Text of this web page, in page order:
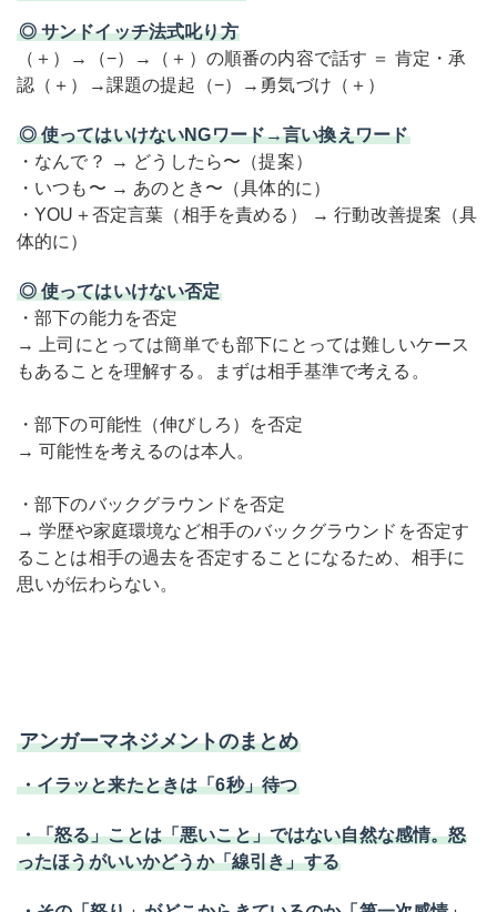
◎ サンドイッチ法式叱り方
（＋）→（−）→（＋）の順番の内容で話す ＝ 肯定・承
認（＋）→課題の提起（−）→勇気づけ（＋）
◎ 使ってはいけないNGワード→言い換えワード
・なんで？ → どうしたら〜（提案）
・いつも〜 → あのとき〜（具体的に）
・YOU＋否定言葉（相手を責める） → 行動改善提案（具
体的に）
◎ 使ってはいけない否定
・部下の能力を否定
→ 上司にとっては簡単でも部下にとっては難しいケース
もあることを理解する。まずは相手基準で考える。
・部下の可能性（伸びしろ）を否定
→ 可能性を考えるのは本人。
・部下のバックグラウンドを否定
→ 学歴や家庭環境など相手のバックグラウンドを否定す
ることは相手の過去を否定することになるため、 相手に
思いが伝わらない。
アンガーマネジメントのまとめ
・イラッと来たときは「6秒」待つ
・「怒る」ことは「悪いこと」ではない自然な感情。怒
ったほうがいいかどうか「線引き」する